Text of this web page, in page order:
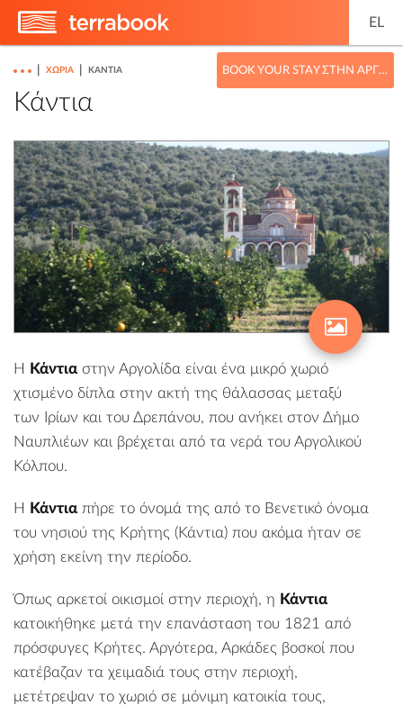
EL
BOOK YOUR STAY ΣΤΗΝ ΑΡΓΟΛΊΔΑ
ΧΩΡΙΆ ΚΆΝΤΙΑ
Κάντια
Η Κάντιαστην Αργολίδα είναι ένα μικρό χωριό
χτισμένο δίπλα στην ακτή της θάλασσας μεταξύ
των
Ιρίων και του Δρεπάνου, που ανήκει στον Δήμο
Ναυπλιέων και βρέχεται από τα νερά του Αργολικού
Κόλπου.
Η Κάντιαπήρε το όνομά της από το Βενετικό όνομα
του νησιού της Κρήτης (Κάντια) που ακόμα ήταν σε
χρήση εκείνη την περίοδο.
Όπως αρκετοί οικισμοί στην περιοχή, η Κάντια
κατοικήθηκε μετά την επανάσταση του 1821 από
πρόσφυγες Κρήτες. Αργότερα, Αρκάδες βοσκοί που
κατέβαζαν τα χειμαδιά τους στην περιοχή,
μετέτρεψαν το χωριό σε μόνιμη κατοικία τους,